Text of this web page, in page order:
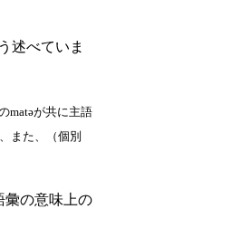
述べていま
matәが共に主語
また、（個別
彙の意味上の